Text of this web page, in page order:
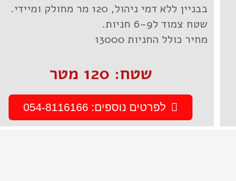
בבניין ללא דמי ניהול, 120 מר מחולק ומיידי.
שטח צמוד ל6-9 חניות.
מחיר כולל החניות 13000
שטח: 120 מטר
לפרטים נוספים: 054-8116166